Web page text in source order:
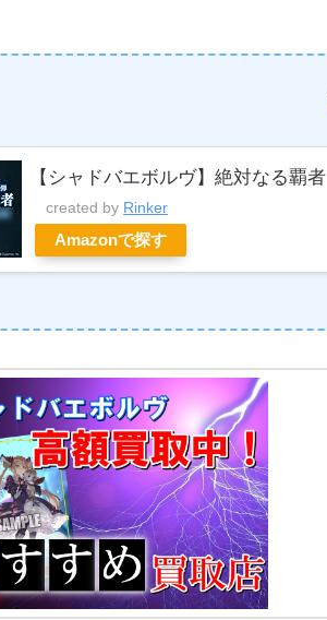
【シャドバエボルヴ】絶対なる覇者
created by Rinker
Amazonで探す